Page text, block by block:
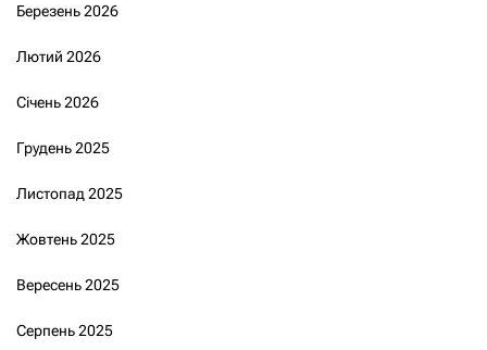
Березень 2026
Лютий 2026
Січень 2026
Грудень 2025
Листопад 2025
Жовтень 2025
Вересень 2025
Серпень 2025